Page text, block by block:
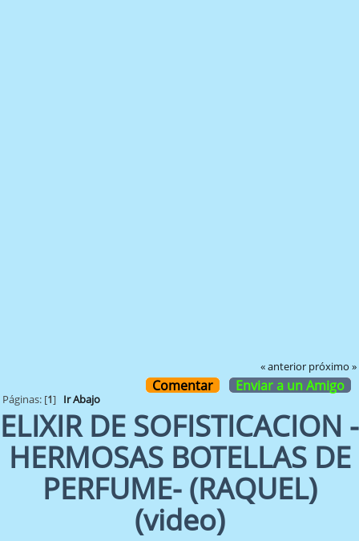
« anterior próximo »
Comentar Enviar a un Amigo
Páginas: [1] Ir Abajo
ELIXIR DE SOFISTICACION -
HERMOSAS BOTELLAS DE
PERFUME- (RAQUEL)
(video)